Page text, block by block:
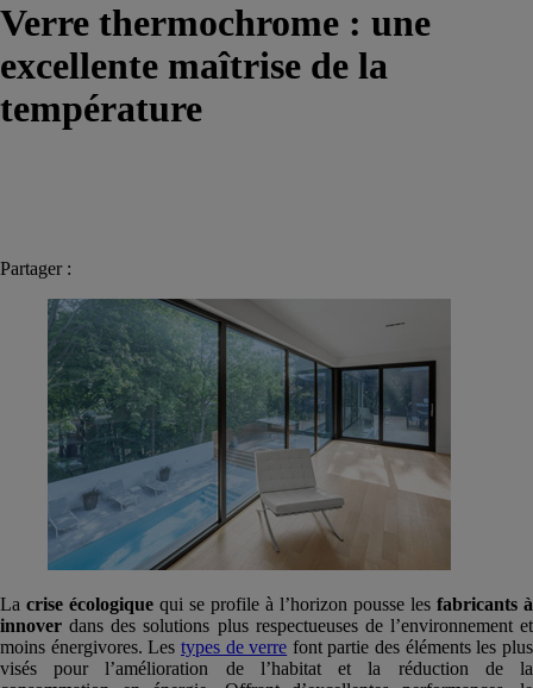
Verre thermochrome : une
excellente maîtrise de la
température
Partager :
La crise écologique qui se profile à l’horizon pousse les fabricants à
innover dans des solutions plus respectueuses de l’environnement et
moins énergivores. Les types de verre font partie des éléments les plus
visés pour l’amélioration de l’habitat et la réduction de la